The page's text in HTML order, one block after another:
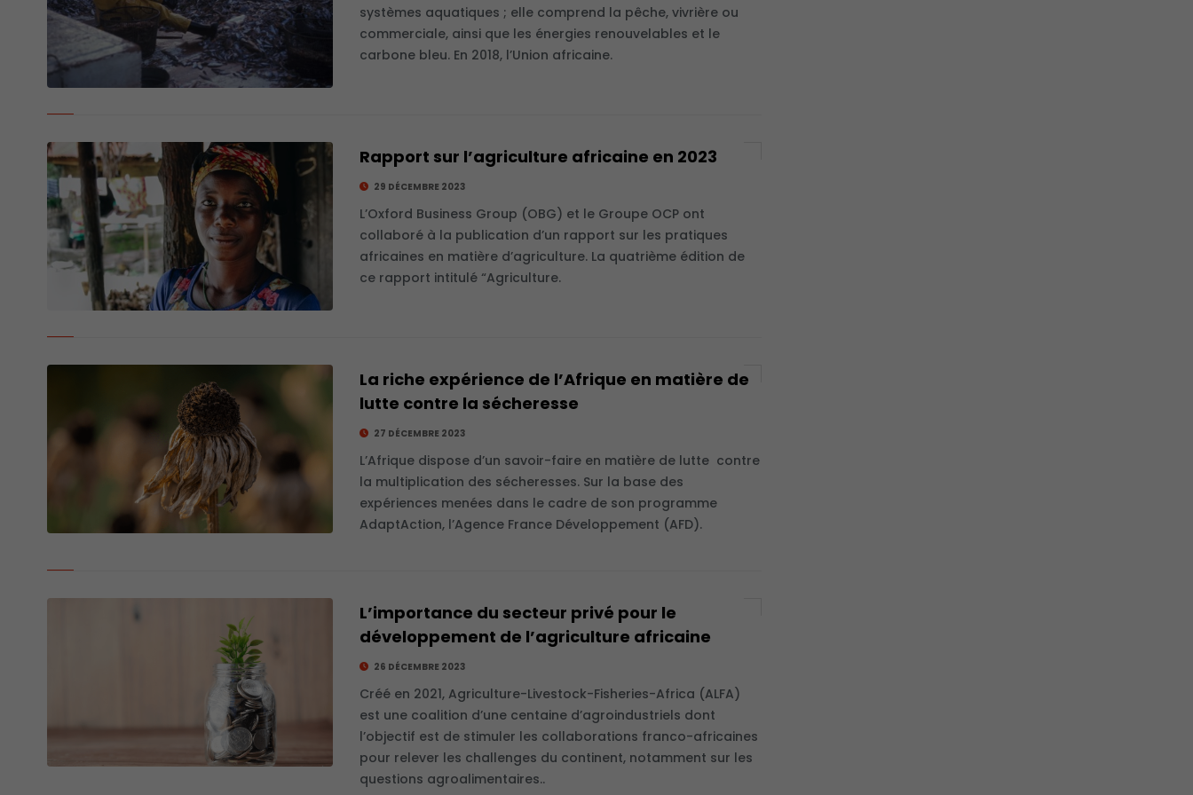
systèmes aquatiques ; elle comprend la pêche, vivrière ou
commerciale, ainsi que les énergies renouvelables et le
carbone bleu. En 2018, l’Union africaine.
Rapport sur l’agriculture africaine en 2023
29 DÉCEMBRE 2023
L’Oxford Business Group (OBG) et le Groupe OCP ont
collaboré à la publication d’un rapport sur les pratiques
africaines en matière d’agriculture. La quatrième édition de
ce rapport intitulé “Agriculture.
La riche expérience de l’Afrique en matière de
lutte contre la sécheresse
27 DÉCEMBRE 2023
L’Afrique dispose d’un savoir-faire en matière de lutte contre
la multiplication des sécheresses. Sur la base des
expériences menées dans le cadre de son programme
AdaptAction, l’Agence France Développement (AFD).
L’importance du secteur privé pour le
développement de l’agriculture africaine
26 DÉCEMBRE 2023
Créé en 2021, Agriculture-Livestock-Fisheries-Africa (ALFA)
est une coalition d’une centaine d’agroindustriels dont
l’objectif est de stimuler les collaborations franco-africaines
pour relever les challenges du continent, notamment sur les
questions agroalimentaires..